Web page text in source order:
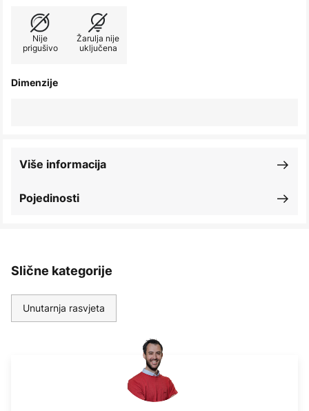
Nije
prigušivo
Žarulja nije
uključena
Dimenzije
Pojedinosti
Više informacija
Slične kategorije
Unutarnja rasvjeta